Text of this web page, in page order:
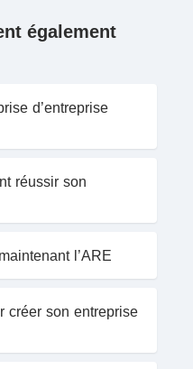
également
d’entreprise
réussir son
l’ARE
créer son entreprise